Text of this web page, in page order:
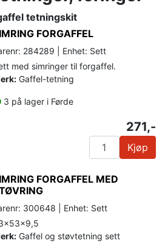
tetningskit
FORGAFFEL
284289 | Enhet: Sett
med simringer til forgaffel.
Gaffel-tetning
3 på lager i Førde
271,-
Kjøp
FORGAFFEL MED
300648 | Enhet: Sett
Gaffel og støvtetning sett